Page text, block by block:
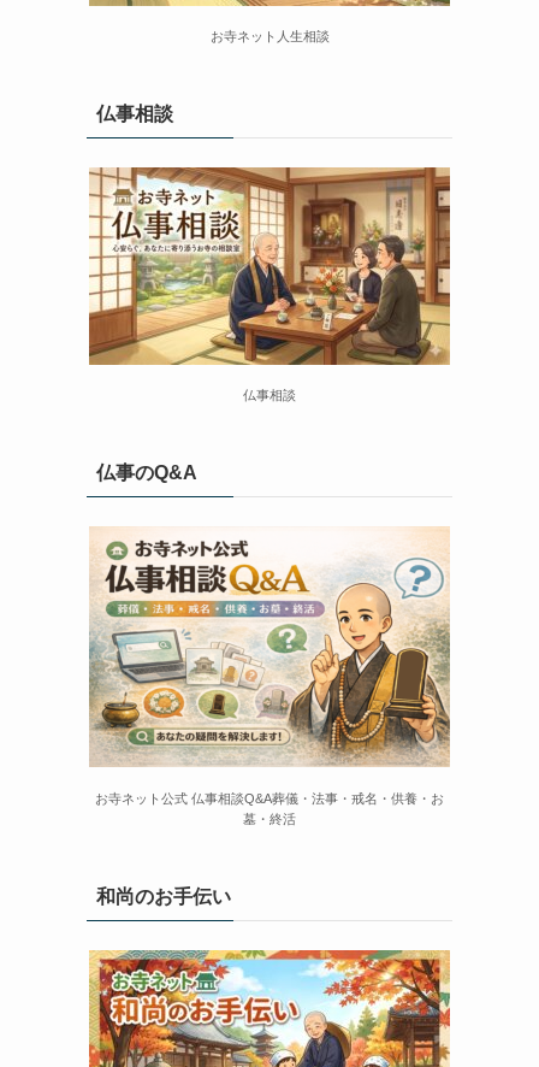
お寺ネット人生相談
仏事相談
仏事相談
仏事のQ&A
お寺ネット公式 仏事相談Q&A葬儀・法事・戒名・供養・お
墓・終活
和尚のお手伝い